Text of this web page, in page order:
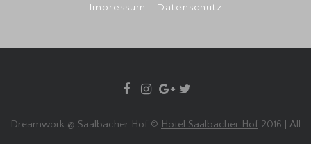
Impressum – Datenschutz
Dreamwork @ Saalbacher Hof © Hotel Saalbacher Hof 2016 | All